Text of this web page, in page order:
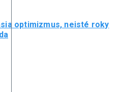
optimizmus, neisté roky